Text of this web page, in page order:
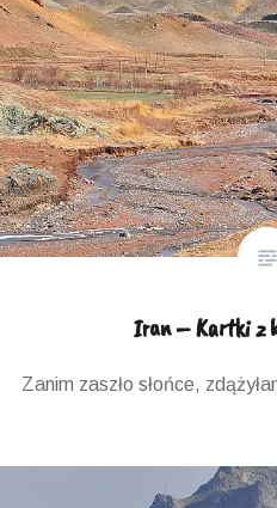
Iran – Kartki z
Zanim zaszło słońce,